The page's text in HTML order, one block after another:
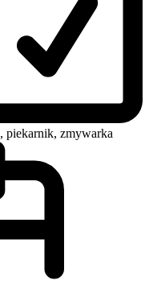
piekarnik, zmywarka